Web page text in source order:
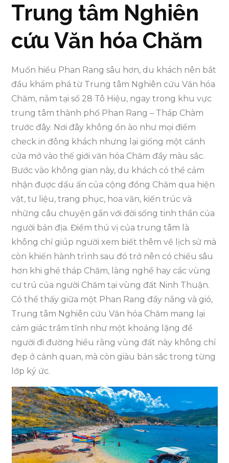
Trung tâm Nghiên
cứu Văn hóa Chăm
Muốn hiểu Phan Rang sâu hơn, du khách nên bắt
đầu khám phá từ Trung tâm Nghiên cứu Văn hóa
Chăm, nằm tại số 28 Tô Hiệu, ngay trong khu vực
trung tâm thành phố Phan Rang – Tháp Chàm
trước đây. Nơi đây không ồn ào như mọi điểm
check in đông khách nhưng lại giống một cánh
cửa mở vào thế giới văn hóa Chăm đầy màu sắc.
Bước vào không gian này, du khách có thể cảm
nhận được dấu ấn của cộng đồng Chăm qua hiện
vật, tư liệu, trang phục, hoa văn, kiến trúc và
những câu chuyện gắn với đời sống tinh thần của
người bản địa. Điểm thú vị của trung tâm là
không chỉ giúp người xem biết thêm về lịch sử mà
còn khiến hành trình sau đó trở nên có chiều sâu
hơn khi ghé tháp Chăm, làng nghề hay các vùng
cư trú của người Chăm tại vùng đất Ninh Thuận.
Có thể thấy giữa một Phan Rang đầy nắng và gió,
Trung tâm Nghiên cứu Văn hóa Chăm mang lại
cảm giác trầm tĩnh như một khoảng lặng để
người đi đường hiểu rằng vùng đất này không chỉ
đẹp ở cảnh quan, mà còn giàu bản sắc trong từng
lớp ký ức.